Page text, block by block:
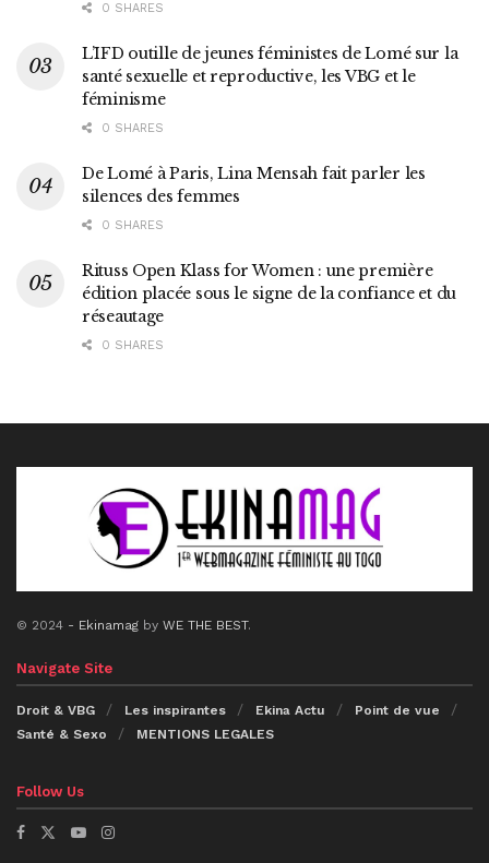
0 SHARES
L’IFD outille de jeunes féministes de Lomé sur la
santé sexuelle et reproductive, les VBG et le
féminisme
0 SHARES
De Lomé à Paris, Lina Mensah fait parler les
silences des femmes
0 SHARES
Rituss Open Klass for Women : une première
édition placée sous le signe de la confiance et du
réseautage
0 SHARES
© 2024 - Ekinamag by WE THE BEST.
Navigate Site
Droit & VBG Les inspirantes Ekina Actu
Point de vue
Santé & Sexo
MENTIONS LEGALES
Follow Us